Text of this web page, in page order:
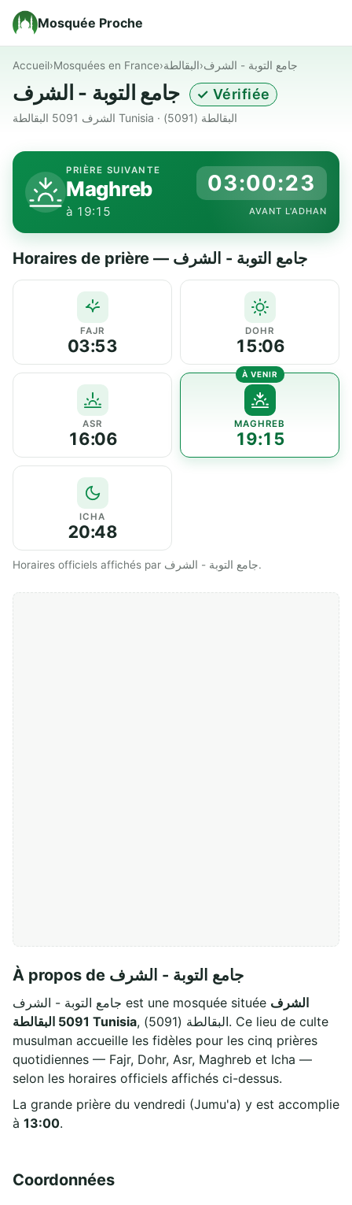
Mosquée Proche
Accueil›Mosquées en France›البقالطة›جامع التوبة - الشرف
✓ Vérifiée
الشرف 5091 البقالطة Tunisia · البقالطة (5091)
PRIÈRE SUIVANTE
Maghreb
à 19:15
03:00:23
AVANT L'ADHAN
Horaires de prière — جامع التوبة - الشرف
FAJR
03:53
DOHR
15:06
ASR
16:06
MAGHREB
19:15
ICHA
20:48
Horaires officiels affichés par جامع التوبة - الشرف.
À propos de جامع التوبة - الشرف
جامع التوبة - الشرف est une mosquée située الشرف
5091 البقالطة Tunisia, البقالطة (5091). Ce lieu de culte
musulman accueille les fidèles pour les cinq prières
quotidiennes — Fajr, Dohr, Asr, Maghreb et Icha —
selon les horaires officiels affichés ci-dessus.
La grande prière du vendredi (Jumu'a) y est accomplie
à 13:00.
Coordonnées